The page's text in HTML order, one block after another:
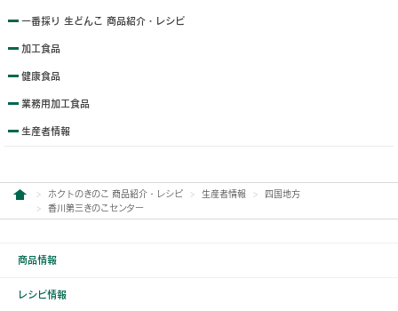
一番採り 生どんこ 商品紹介・レシピ
加工食品
健康食品
業務用加工食品
生産者情報
ホクトのきのこ 商品紹介・レシピ 生産者情報
四国地方
香川第三きのこセンター
商品情報
レシピ情報